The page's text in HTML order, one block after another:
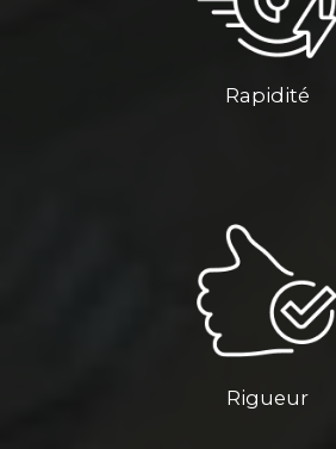
Rapidité
Rigueur